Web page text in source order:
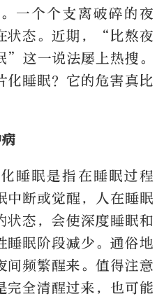
一个个支离破碎的夜
状态。近期，“比熬夜
”这一说法屡上热搜。
化睡眠？它的危害真比
睡眠是指在睡眠过程
中断或觉醒，人在睡眠
状态，会使深度睡眠和
睡眠阶段减少。通俗地
间频繁醒来。值得注意
完全清醒过来，也可能